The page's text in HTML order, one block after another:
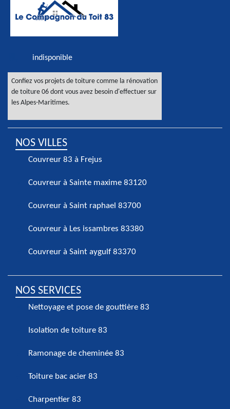
indisponible
Confiez vos projets de toiture comme la rénovation
de toiture 06 dont vous avez besoin d'effectuer sur
les Alpes-Maritimes.
NOS VILLES
Couvreur 83 à Frejus
Couvreur à Sainte maxime 83120
Couvreur à Saint raphael 83700
Couvreur à Les issambres 83380
Couvreur à Saint aygulf 83370
NOS SERVICES
Nettoyage et pose de gouttière 83
Isolation de toiture 83
Ramonage de cheminée 83
Toiture bac acier 83
Charpentier 83